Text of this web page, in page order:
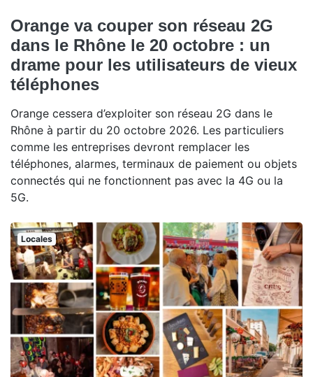
Orange va couper son réseau 2G
dans le Rhône le 20 octobre : un
drame pour les utilisateurs de vieux
téléphones
Orange cessera d’exploiter son réseau 2G dans le
Rhône à partir du 20 octobre 2026. Les particuliers
comme les entreprises devront remplacer les
téléphones, alarmes, terminaux de paiement ou objets
connectés qui ne fonctionnent pas avec la 4G ou la
5G.
Locales